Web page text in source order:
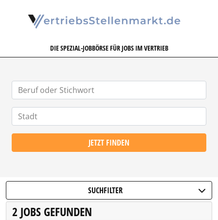
DIE SPEZIAL-JOBBÖRSE FÜR JOBS IM VERTRIEB
JETZT FINDEN
SUCHFILTER
2 JOBS GEFUNDEN